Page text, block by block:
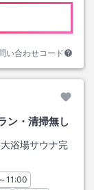
い合わせコード
ン・清掃無し
浴場サウナ完
チェックアウト
～11:00